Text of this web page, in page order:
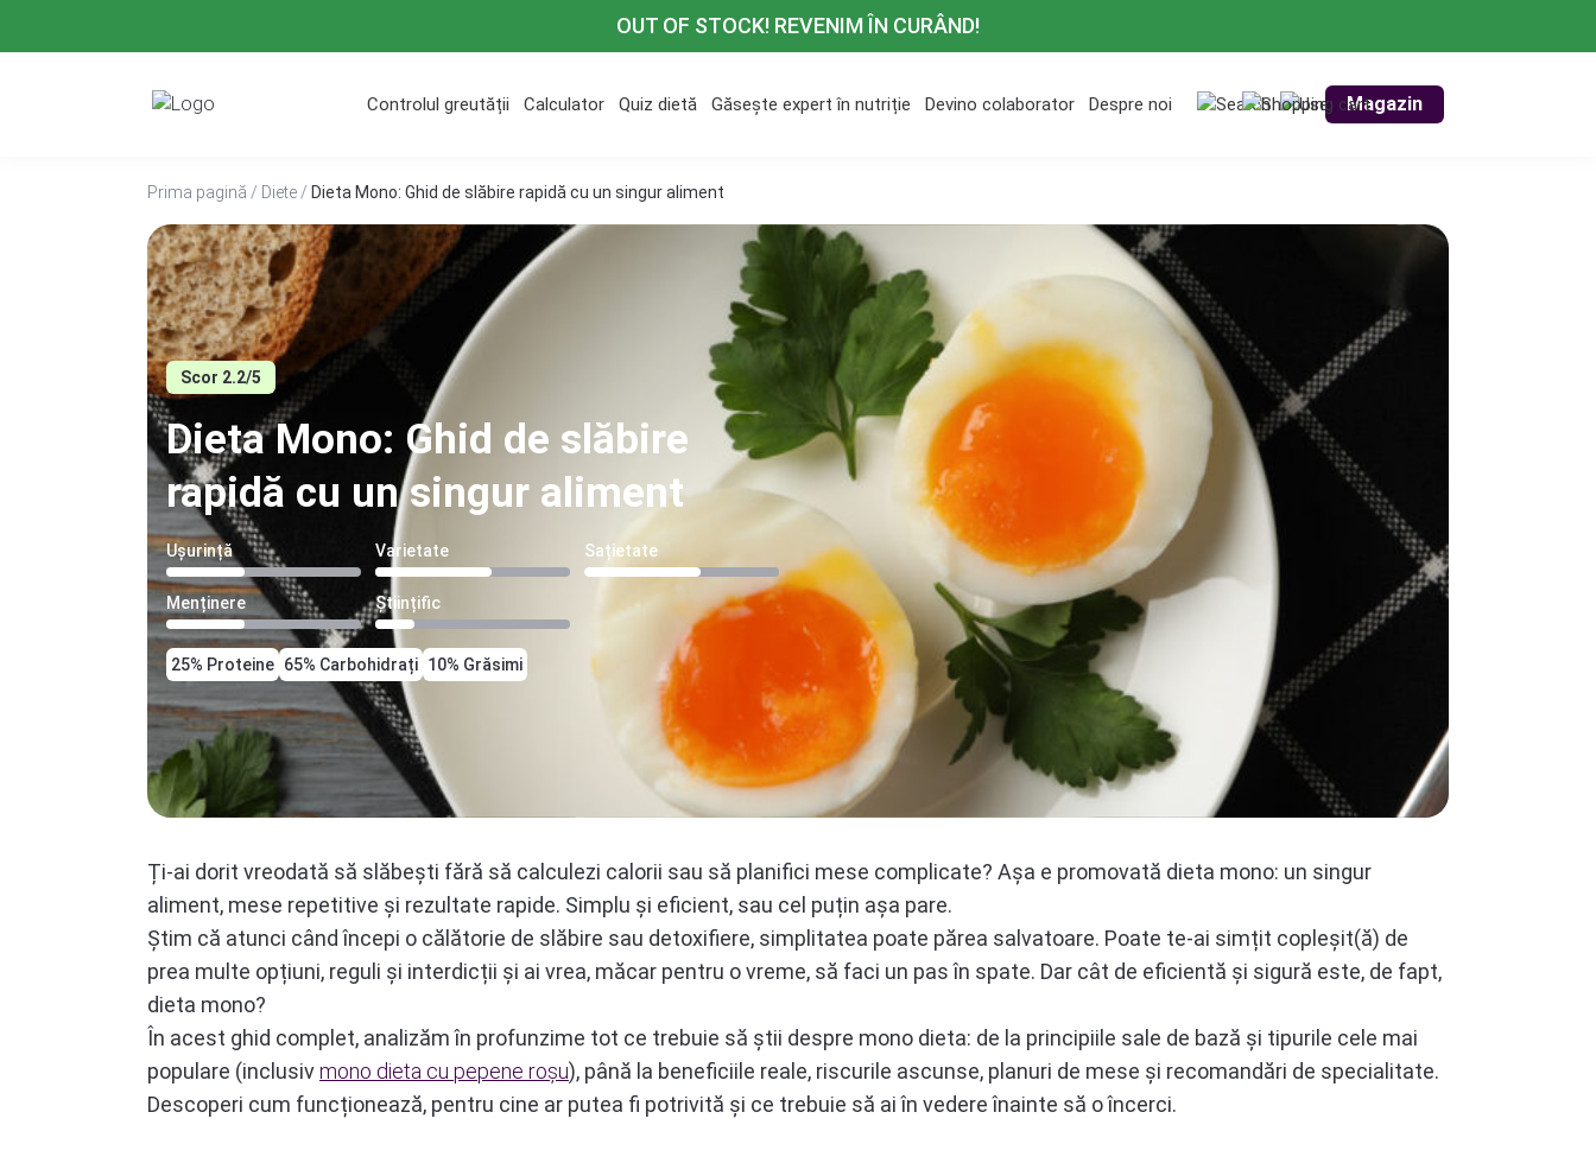
OUT OF STOCK! REVENIM ÎN CURÂND!
Controlul greutății Calculator Quiz dietă Găsește expert în nutriție Devino colaborator Despre noi Magazin
Prima pagină / Diete / Dieta Mono: Ghid de slăbire rapidă cu un singur aliment
Scor 2.2/5
Dieta Mono: Ghid de slăbire
rapidă cu un singur aliment
Ușurință Varietate Sațietate
Menținere Științific
25% Proteine 65% Carbohidrați 10% Grăsimi
Ți-ai dorit vreodată să slăbești fără să calculezi calorii sau să planifici mese complicate? Așa e promovată dieta mono: un singur
aliment, mese repetitive și rezultate rapide. Simplu și eficient, sau cel puțin așa pare.
Știm că atunci când începi o călătorie de slăbire sau detoxifiere, simplitatea poate părea salvatoare. Poate te-ai simțit copleșit(ă) de
prea multe opțiuni, reguli și interdicții și ai vrea, măcar pentru o vreme, să faci un pas în spate. Dar cât de eficientă și sigură este, de fapt,
dieta mono?
În acest ghid complet, analizăm în profunzime tot ce trebuie să știi despre mono dieta: de la principiile sale de bază și tipurile cele mai
populare (inclusivmono dieta cu pepene roșu), până la beneficiile reale, riscurile ascunse, planuri de mese și recomandări de specialitate.
Descoperi cum funcționează, pentru cine ar putea fi potrivită și ce trebuie să ai în vedere înainte să o încerci.